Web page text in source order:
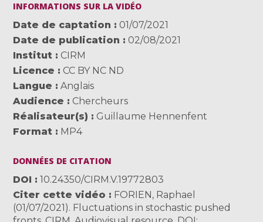
INFORMATIONS SUR LA VIDÉO
Date de captation
01/07/2021
Date de publication
02/08/2021
Institut
CIRM
Licence
CC BY NC ND
Langue
Anglais
Audience
Chercheurs
Réalisateur(s)
Guillaume Hennenfent
Format
MP4
DONNÉES DE CITATION
DOI
10.24350/CIRM.V.19772803
Citer cette vidéo
FORIEN, Raphael
(01/07/2021). Fluctuations in stochastic pushed